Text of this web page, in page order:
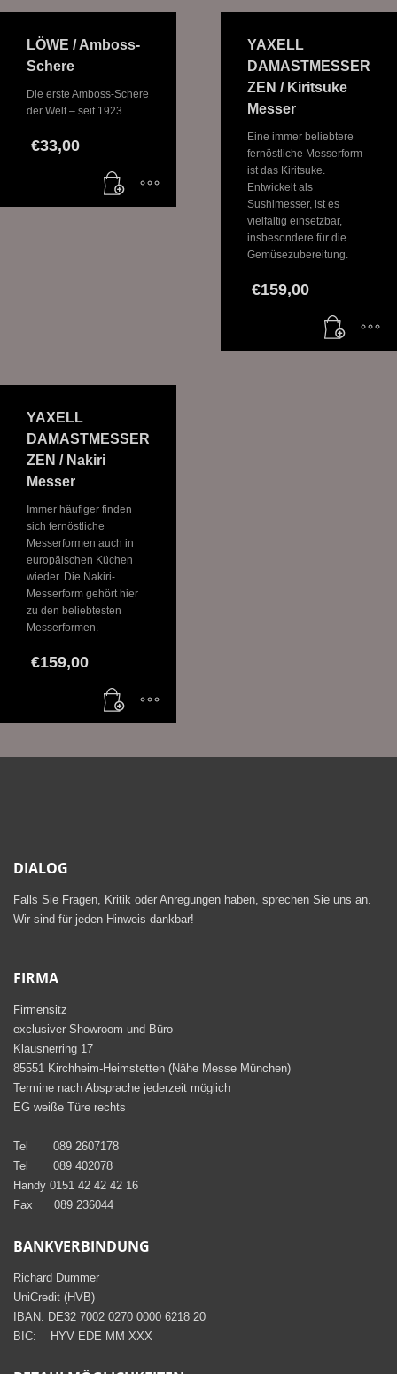
LÖWE / Amboss-
Schere
Die erste Amboss-Schere
der Welt – seit 1923
€33,00
YAXELL
DAMASTMESSER
ZEN / Kiritsuke
Messer
Eine immer beliebtere
fernöstliche Messerform
ist das Kiritsuke.
Entwickelt als
Sushimesser, ist es
vielfältig einsetzbar,
insbesondere für die
Gemüsezubereitung.
€159,00
YAXELL
DAMASTMESSER
ZEN / Nakiri
Messer
Immer häufiger finden
sich fernöstliche
Messerformen auch in
europäischen Küchen
wieder. Die Nakiri-
Messerform gehört hier
zu den beliebtesten
Messerformen.
€159,00
DIALOG
Falls Sie Fragen, Kritik oder Anregungen haben, sprechen Sie uns an.
Wir sind für jeden Hinweis dankbar!
FIRMA
Firmensitz
exclusiver Showroom und Büro
Klausnerring 17
85551 Kirchheim-Heimstetten (Nähe Messe München)
Termine nach Absprache jederzeit möglich
EG weiße Türe rechts
Tel 089 2607178
Tel 089 402078
Handy 0151 42 42 42 16
Fax 089 236044
BANKVERBINDUNG
Richard Dummer
UniCredit (HVB)
IBAN: DE32 7002 0270 0000 6218 20
BIC: HYV EDE MM XXX